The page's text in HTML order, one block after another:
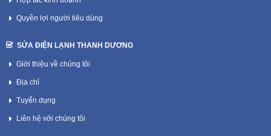
Quyền lợi người tiêu dùng
SỬA ĐIỆN LẠNH THANH DƯƠNG
Giới thiệu về chúng tôi
Địa chỉ
Tuyển dụng
Liên hệ với chúng tôi